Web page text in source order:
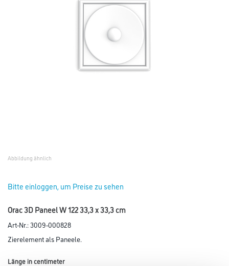
Abbildung ähnlich
Bitte einloggen, um Preise zu sehen
Orac 3D Paneel W 122 33,3 x 33,3 cm
Art-Nr.:3009-000828
Zierelement als Paneele.
Länge in centimeter